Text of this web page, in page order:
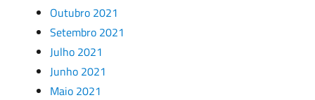
Outubro 2021
Setembro 2021
Julho 2021
Junho 2021
Maio 2021